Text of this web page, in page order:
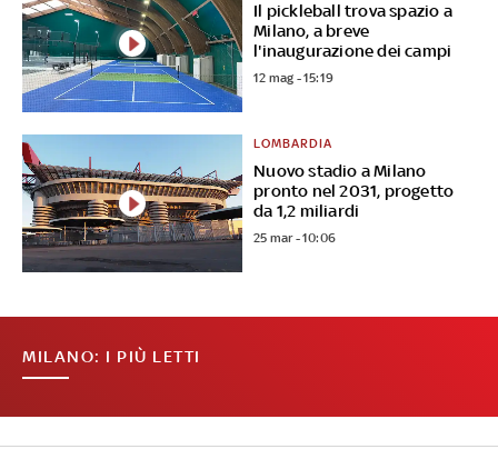
Il pickleball trova spazio a
Milano, a breve
l'inaugurazione dei campi
12 mag - 15:19
Nuovo stadio a Milano
pronto nel 2031, progetto
da 1,2 miliardi
LOMBARDIA
25 mar - 10:06
MILANO: I PIÙ LETTI